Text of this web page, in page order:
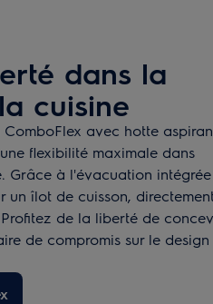
dans la
cuisine
avec hotte
flexibilité maximale dans
Grâce à l'évacuation
un îlot de cuisson,
de la liberté de
de compromis sur le